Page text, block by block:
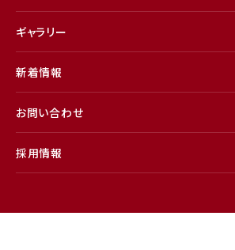
ギャラリー
新着情報
お問い合わせ
採用情報